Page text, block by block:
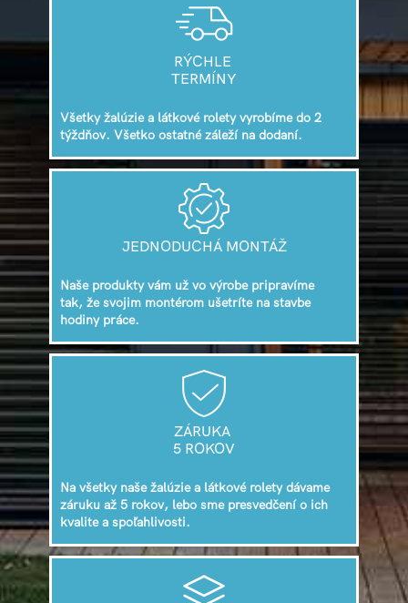
RÝCHLE
TERMÍNY
Všetky žalúzie a látkové rolety vyrobíme do 2
týždňov. Všetko ostatné záleží na dodaní.
JEDNODUCHÁ MONTÁŽ
Naše produkty vám už vo výrobe pripravíme
tak, že svojim montérom ušetríte na stavbe
hodiny práce.
ZÁRUKA
5 ROKOV
Na všetky naše žalúzie a látkové rolety dávame
záruku až 5 rokov, lebo sme presvedčení o ich
kvalite a spoľahlivosti.